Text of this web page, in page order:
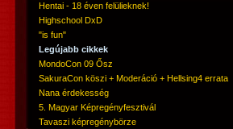
Hentai - 18 éven felülieknek!
Highschool DxD
"is fun"
Legújabb cikkek
MondoCon 09 Ősz
SakuraCon köszi + Moderáció + Hellsing4 errata
Nana érdekesség
5. Magyar Képregényfesztivál
Tavaszi képregénybörze